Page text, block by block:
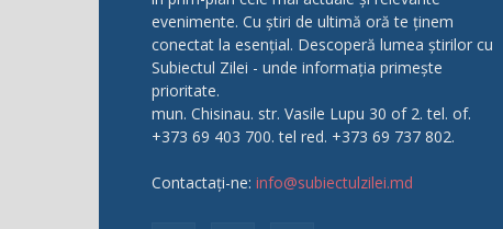
evenimente. Cu știri de ultimă oră te ținem
conectat la esențial. Descoperă lumea știrilor cu
Subiectul Zilei - unde informația primește
prioritate.
mun. Chisinau. str. Vasile Lupu 30 of 2. tel. of.
+373 69 403 700. tel red. +373 69 737 802.
Contactați-ne: info@subiectulzilei.md